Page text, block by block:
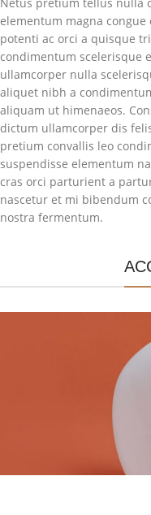
elementum magna
potenti ac orci a quisque
condimentum scelerisque
ullamcorper nulla
aliquet nibh a
aliquam ut himenaeos.
dictum ullamcorper dis
pretium convallis leo
suspendisse elementum
cras orci parturient a
nascetur et mi bibendum
nostra fermentum.